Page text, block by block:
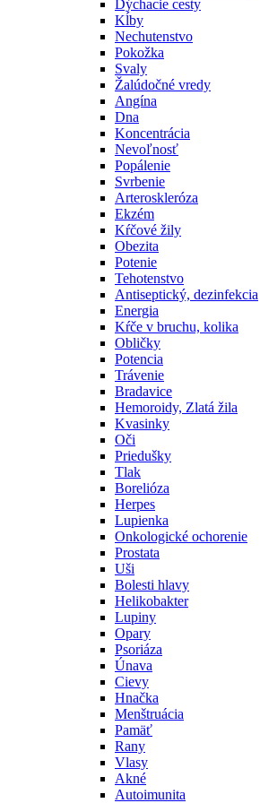
Dýchacie cesty
Kĺby
Nechutenstvo
Pokožka
Svaly
Žalúdočné vredy
Angína
Dna
Koncentrácia
Nevoľnosť
Popálenie
Svrbenie
Arteroskleróza
Ekzém
Kŕčové žily
Obezita
Potenie
Tehotenstvo
Antiseptický, dezinfekcia
Energia
Kŕče v bruchu, kolika
Obličky
Potencia
Trávenie
Bradavice
Hemoroidy, Zlatá žila
Kvasinky
Oči
Priedušky
Tlak
Borelióza
Herpes
Lupienka
Onkologické ochorenie
Prostata
Uši
Bolesti hlavy
Helikobakter
Lupiny
Opary
Psoriáza
Únava
Cievy
Hnačka
Menštruácia
Pamäť
Rany
Vlasy
Akné
Autoimunita